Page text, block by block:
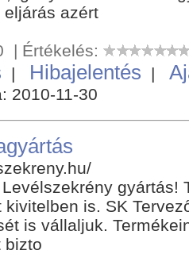
eljárás azért
| Értékelés:
| Hibajelentés |
2010-11-30
gyártás!
kivitelben is. SK
is vállaljuk.
bizto